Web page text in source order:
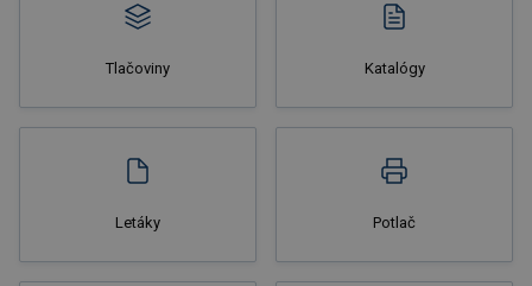
Tlačoviny Katalógy
Letáky Potlač